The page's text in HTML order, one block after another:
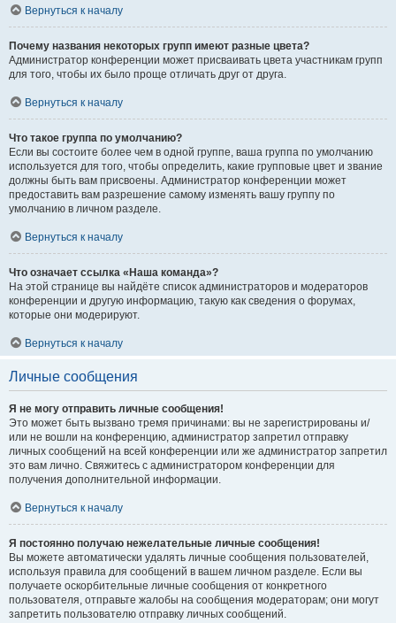
Вернуться к началу
Почему названия некоторых групп имеют разные цвета?
Администратор конференции может присваивать цвета участникам групп
для того, чтобы их было проще отличать друг от друга.
Вернуться к началу
Что такое группа по умолчанию?
Если вы состоите более чем в одной группе, ваша группа по умолчанию
используется для того, чтобы определить, какие групповые цвет и звание
должны быть вам присвоены. Администратор конференции может
предоставить вам разрешение самому изменять вашу группу по
умолчанию в личном разделе.
Вернуться к началу
Что означает ссылка «Наша команда»?
На этой странице вы найдёте список администраторов и модераторов
конференции и другую информацию, такую как сведения о форумах,
которые они модерируют.
Вернуться к началу
Личные сообщения
Я не могу отправить личные сообщения!
Это может быть вызвано тремя причинами: вы не зарегистрированы и/
или не вошли на конференцию, администратор запретил отправку
личных сообщений на всей конференции или же администратор запретил
это вам лично. Свяжитесь с администратором конференции для
получения дополнительной информации.
Вернуться к началу
Я постоянно получаю нежелательные личные сообщения!
Вы можете автоматически удалять личные сообщения пользователей,
используя правила для сообщений в вашем личном разделе. Если вы
получаете оскорбительные личные сообщения от конкретного
пользователя, отправьте жалобы на сообщения модераторам; они могут
запретить пользователю отправку личных сообщений.